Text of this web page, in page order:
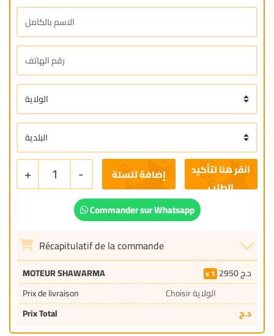
+ 1 - إضافة للسلة
Commander sur Whatsapp
Récapitulatif de la commande
MOTEUR SHAWARMA 1 2950د.ج
Prix de livraison
Choisir الولاية
Prix Total
د.ج